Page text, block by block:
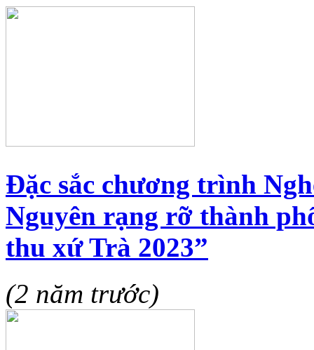
Đặc sắc chương trình
Nguyên rạng rỡ thành
thu xứ Trà 2023”
(2 năm trước)